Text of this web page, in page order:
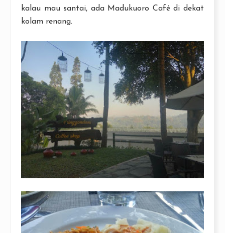
kalau mau santai, ada Madukuoro Café di dekat
kolam renang.